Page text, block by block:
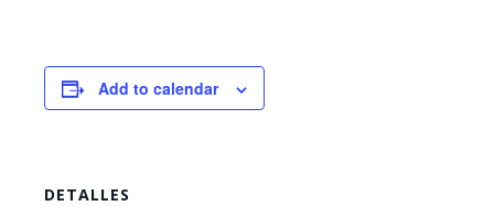
Add to calendar
DETALLES